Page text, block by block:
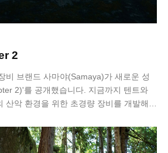
2
비 브랜드 사마야(Samaya)가 새로운 성
2)'를 공개했습니다. 지금까지 텐트와
산악 환경을 위한 초경량 장비를 개발해